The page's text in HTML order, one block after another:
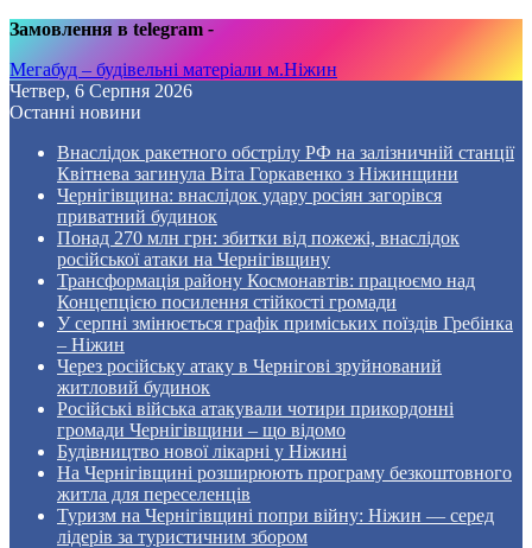
Замовлення в telegram -
Мегабуд – будівельні матеріали м.Ніжин
Четвер, 6 Серпня 2026
Останні новини
Внаслідок ракетного обстрілу РФ на залізничній станції
Квітнева загинула Віта Горкавенко з Ніжинщини
Чернігівщина: внаслідок удару росіян загорівся
приватний будинок
Понад 270 млн грн: збитки від пожежі, внаслідок
російської атаки на Чернігівщину
Трансформація району Космонавтів: працюємо над
Концепцією посилення стійкості громади
У серпні змінюється графік приміських поїздів Гребінка
– Ніжин
Через російську атаку в Чернігові зруйнований
житловий будинок
Російські війська атакували чотири прикордонні
громади Чернігівщини – що відомо
Будівництво нової лікарні у Ніжині
На Чернігівщині розширюють програму безкоштовного
житла для переселенців
Туризм на Чернігівщині попри війну: Ніжин — серед
лідерів за туристичним збором